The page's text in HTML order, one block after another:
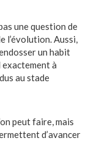
une question de
l’évolution. Aussi,
un habit
à
au stade
peut faire, mais
d’avancer